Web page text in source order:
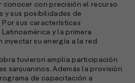
conocer con precisión el recurso
y sus posibilidades de
sus características
y la primera
su energía a la red
tuvieron amplia participación
sanjuaninos. Además la provisión
de capacitación a